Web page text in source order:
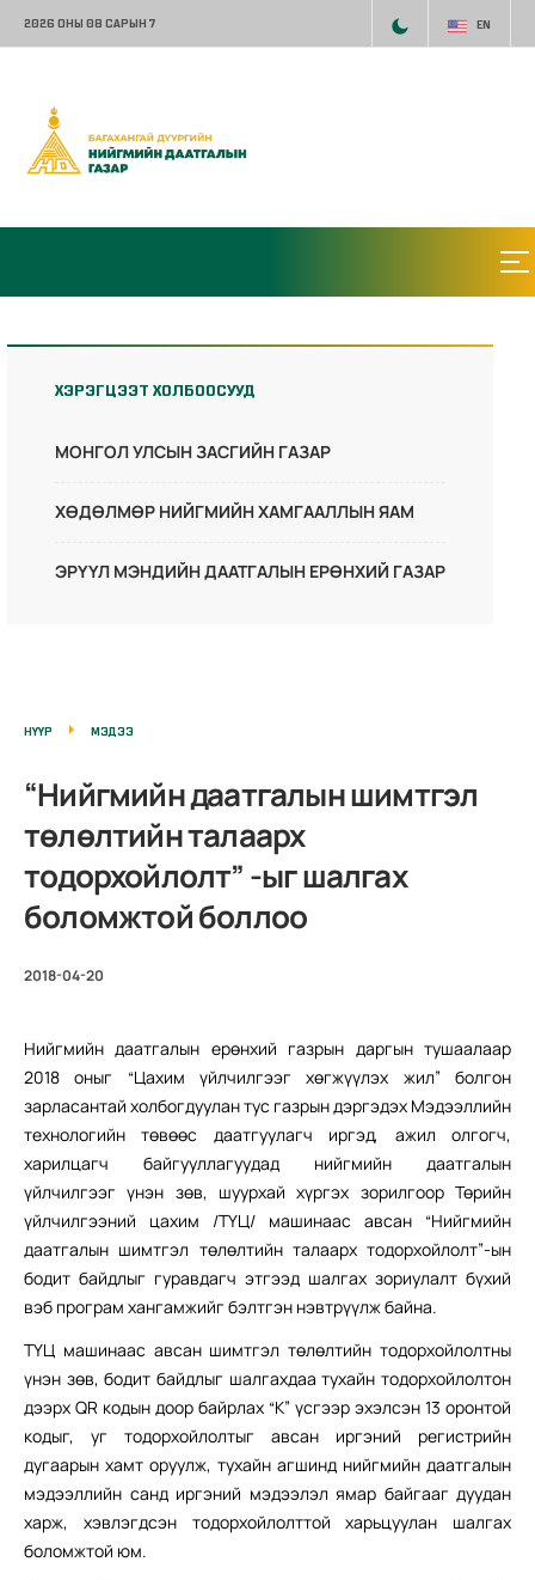
2026 ОНЫ 08 САРЫН 7 EN
ХЭРЭГЦЭЭТ ХОЛБООСУУД
МОНГОЛ УЛСЫН ЗАСГИЙН ГАЗАР
ХӨДӨЛМӨР НИЙГМИЙН ХАМГААЛЛЫН ЯАМ
ЭРҮҮЛ МЭНДИЙН ДААТГАЛЫН ЕРӨНХИЙ ГАЗАР
НҮҮР МЭДЭЭ
“Нийгмийн даатгалын шимтгэл
төлөлтийн талаарх
тодорхойлолт” -ыг шалгах
боломжтой боллоо
2018-04-20
Нийгмийн даатгалын ерөнхий газрын даргын тушаалаар
2018 оныг “Цахим үйлчилгээг хөгжүүлэх жил” болгон
зарласантай холбогдуулан тус газрын дэргэдэх Мэдээллийн
технологийн төвөөс даатгуулагч иргэд, ажил олгогч,
харилцагч байгууллагуудад нийгмийн даатгалын
үйлчилгээг үнэн зөв, шуурхай хүргэх зорилгоор Төрийн
үйлчилгээний цахим /ТҮЦ/ машинаас авсан “Нийгмийн
даатгалын шимтгэл төлөлтийн талаарх тодорхойлолт”-ын
бодит байдлыг гуравдагч этгээд шалгах зориулалт бүхий
вэб програм хангамжийг бэлтгэн нэвтрүүлж байна.
ТҮЦ машинаас авсан шимтгэл төлөлтийн тодорхойлолтны
үнэн зөв, бодит байдлыг шалгахдаа тухайн тодорхойлолтон
дээрх QR кодын доор байрлах “К” үсгээр эхэлсэн 13 оронтой
кодыг, уг тодорхойлолтыг авсан иргэний регистрийн
дугаарын хамт оруулж, тухайн агшинд нийгмийн даатгалын
мэдээллийн санд иргэний мэдээлэл ямар байгааг дуудан
харж, хэвлэгдсэн тодорхойлолттой харьцуулан шалгах
боломжтой юм.